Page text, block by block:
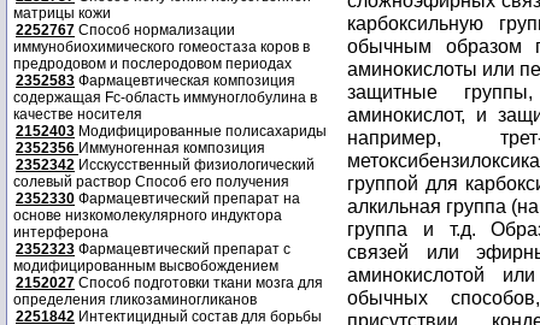
матрицы кожи
2252767 Способ нормализации
иммунобиохимического гомеостаза коров в
предродовом и послеродовом периодах
2352583 Фармацевтическая композиция
содержащая Fc-область иммуноглобулина в
качестве носителя
2152403 Модифицированные полисахариды
2352356 Иммуногенная композиция
2352342 Исскусственный физиологический
солевый раствор Способ его получения
2352330 Фармацевтический препарат на
основе низкомолекулярного индуктора
интерферона
2352323 Фармацевтический препарат с
модифицированным высвобождением
2152027 Способ подготовки ткани мозга для
определения гликозаминогликанов
2251842 Интектицидный состав для борьбы
карбоксильную
обычным образом
аминокислоты или
защитные
аминокислот, и
например,
группой для
алкильная группа
группа и т.д.
связей или
аминокислотой
обычных
присутствии